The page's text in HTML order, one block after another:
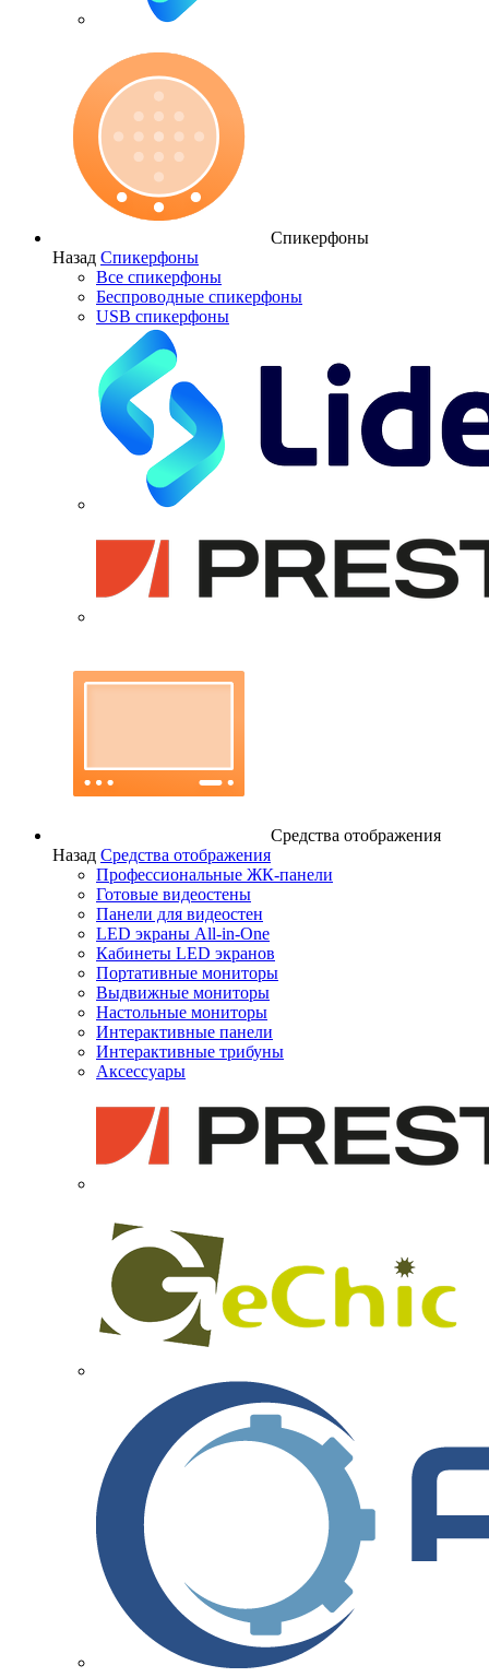
Спикерфоны
Назад Спикерфоны
Все спикерфоны
Беспроводные спикерфоны
USB спикерфоны
Средства отображения
Назад Средства отображения
Профессиональные ЖК-панели
Готовые видеостены
Панели для видеостен
LED экраны All-in-One
Кабинеты LED экранов
Портативные мониторы
Выдвижные мониторы
Настольные мониторы
Интерактивные панели
Интерактивные трибуны
Аксессуары